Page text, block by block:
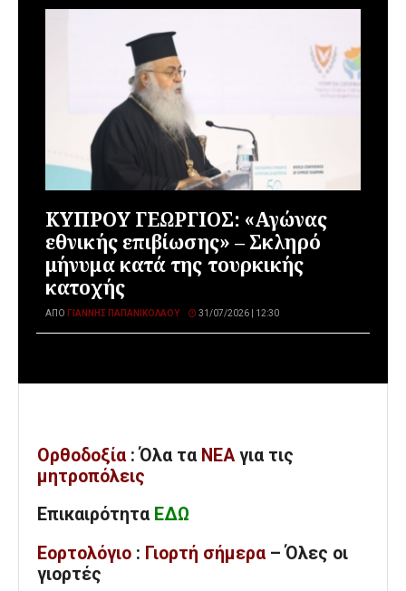
ΚΥΠΡΟΥ ΓΕΩΡΓΙΟΣ: «Αγώνας
εθνικής επιβίωσης» – Σκληρό
μήνυμα κατά της τουρκικής
κατοχής
ΑΠΌ ΓΙΆΝΝΗΣ ΠΑΠΑΝΙΚΟΛΆΟΥ 31/07/2026 | 12:30
Ορθοδοξία : Όλα τα ΝΕΑ για τις
μητροπόλεις
Επικαιρότητα ΕΔΩ
Εορτολόγιο : Γιορτή σήμερα – Όλες οι
γιορτές